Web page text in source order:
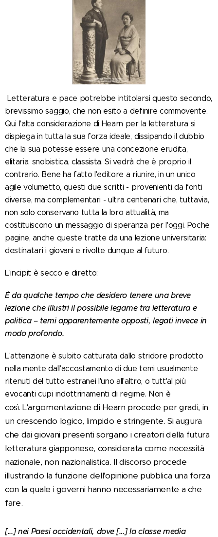
Letteratura e pace potrebbe intitolarsi questo secondo,
brevissimo saggio, che non esito a definire commovente.
Qui l'alta considerazione di Hearn per la letteratura si
dispiega in tutta la sua forza ideale, dissipando il dubbio
che la sua potesse essere una concezione erudita,
elitaria, snobistica, classista. Si vedrà che è proprio il
contrario. Bene ha fatto l'editore a riunire, in un unico
agile volumetto, questi due scritti - provenienti da fonti
diverse, ma complementari - ultra centenari che, tuttavia,
non solo conservano tutta la loro attualità, ma
costituiscono un messaggio di speranza per l'oggi. Poche
pagine, anche queste tratte da una lezione universitaria:
destinatari i giovani e rivolte dunque al futuro.
L'incipit è secco e diretto:
È da qualche tempo che desidero tenere una breve
lezione che illustri il possibile legame tra letteratura e
politica – temi apparentemente opposti, legati invece in
modo profondo.
L'attenzione è subito catturata dallo stridore prodotto
nella mente dall'accostamento di due temi usualmente
ritenuti del tutto estranei l'uno all'altro, o tutt'al più
evocanti cupi indottrinamenti di regime. Non è
così.L'argomentazione di Hearn procede per gradi, in
un crescendo logico, limpido e stringente. Si augura
che dai giovani presenti sorgano i creatori della futura
letteratura giapponese, considerata come necessità
nazionale, non nazionalistica. Il discorso procede
illustrando la funzione dell'opinione pubblica una forza
con la quale i governi hanno necessariamente a che
fare.
[...] nei Paesi occidentali, dove [...] la classe media